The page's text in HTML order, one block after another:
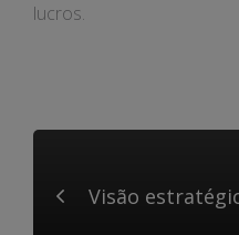
lucros.
Visão